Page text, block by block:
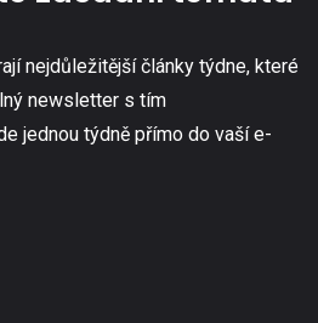
nejdůležitější články týdne, které
newsletter s tím
jednou týdně přímo do vaší e-